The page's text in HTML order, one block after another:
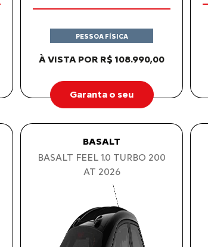
À VISTA POR R$ 108.990,00
PESSOA FÍSICA
Garanta o seu
BASALT
BASALT FEEL 1.0 TURBO 200
AT 2026